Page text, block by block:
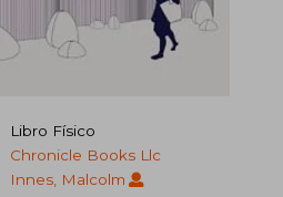
Libro Físico
Chronicle Books Llc
Innes, Malcolm